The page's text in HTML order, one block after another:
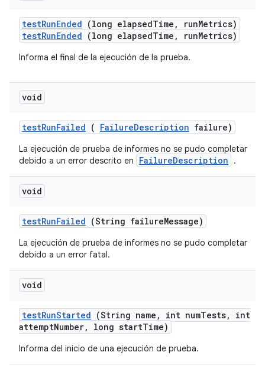
testRunEnded (long elapsedTime , runMetrics)
testRunEnded (long elapsedTime, runMetrics)
Informa el final de la ejecución de la prueba.
void
testRunFailed ( FailureDescription failure)
La ejecución de prueba de informes no se pudo completar
debido a un error descrito en
FailureDescription .
void
testRunFailed (String failureMessage)
La ejecución de prueba de informes no se pudo completar
debido a un error fatal.
void
testRunStarted (String name , int numTests,
int
attemptNumber, long startTime)
Informa del inicio de una ejecución de prueba.